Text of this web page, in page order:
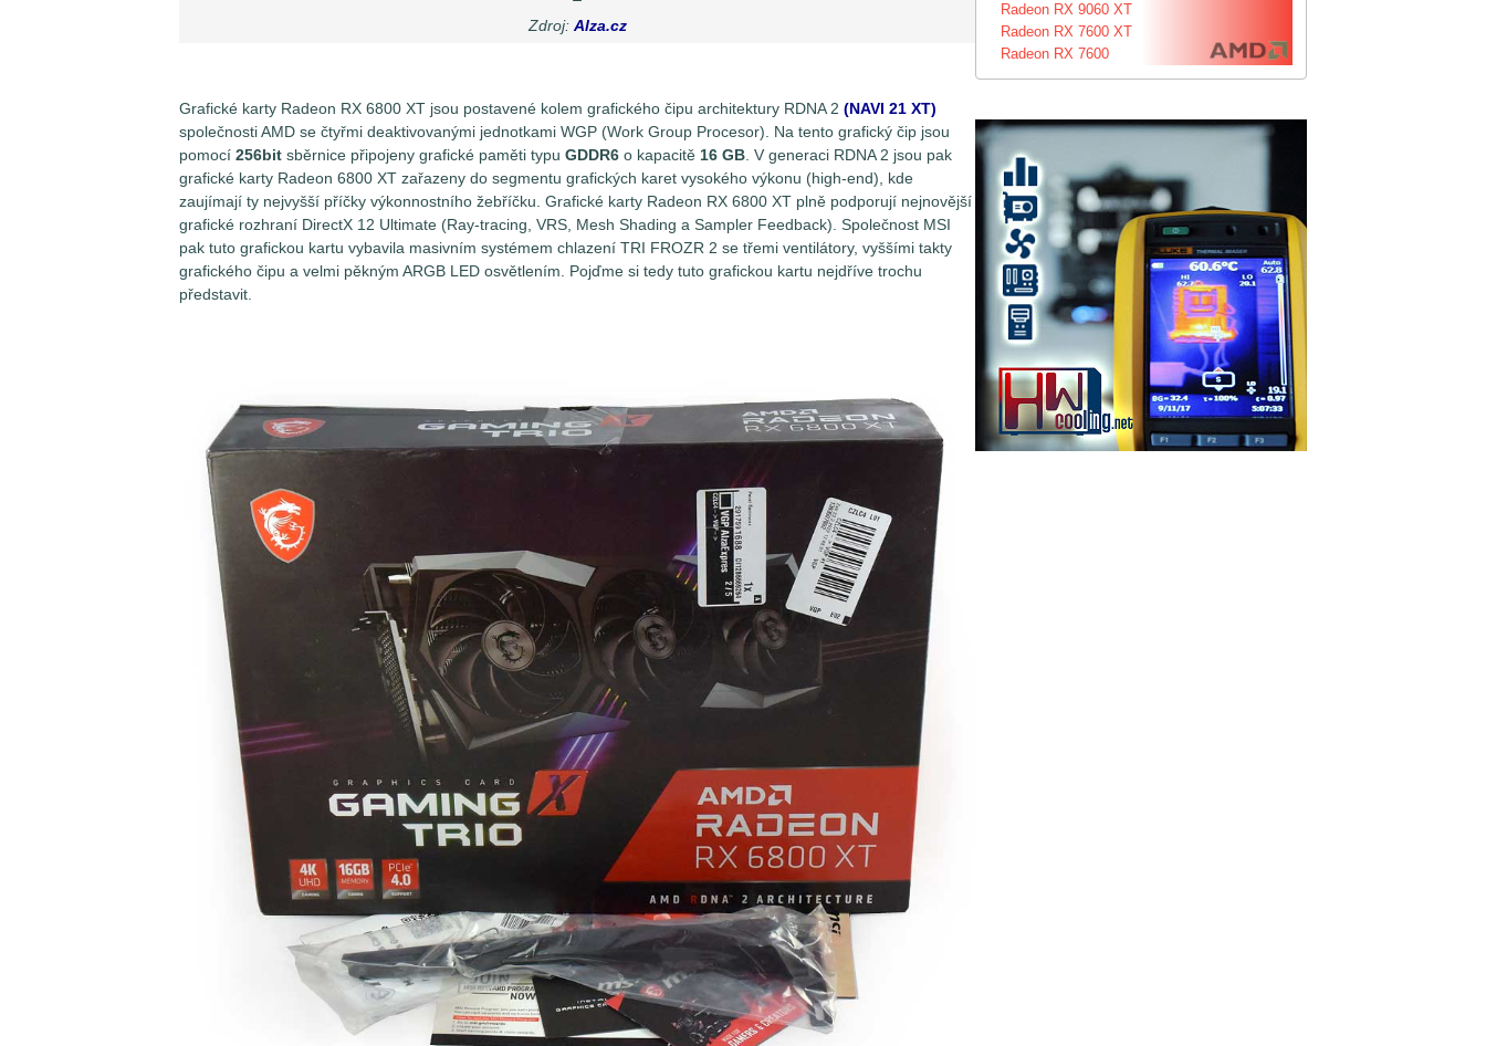
Zdroj: Alza.cz
Grafické karty Radeon RX 6800 XT jsou postavené kolem grafického čipu architektury RDNA 2 (NAVI 21 XT)
společnosti AMD se čtyřmi deaktivovanými jednotkami WGP (Work Group Procesor). Na tento grafický čip jsou
pomocí 256bit sběrnice připojeny grafické paměti typu GDDR6 o kapacitě 16 GB. V generaci RDNA 2 jsou pak
grafické karty Radeon 6800 XT zařazeny do segmentu grafických karet vysokého výkonu (high-end), kde
zaujímají ty nejvyšší příčky výkonnostního žebříčku. Grafické karty Radeon RX 6800 XT plně podporují nejnovější
grafické rozhraní DirectX 12 Ultimate (Ray-tracing, VRS, Mesh Shading a Sampler Feedback). Společnost MSI
pak tuto grafickou kartu vybavila masivním systémem chlazení TRI FROZR 2 se třemi ventilátory, vyššími takty
grafického čipu a velmi pěkným ARGB LED osvětlením. Pojďme si tedy tuto grafickou kartu nejdříve trochu
představit.
Radeon RX 9060 XT
Radeon RX 7600 XT
Radeon RX 7600